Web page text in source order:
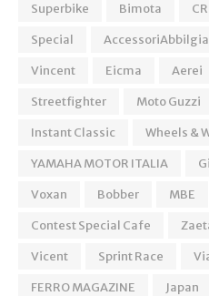
Superbike
Bimota
Special
Vincent
Eicma Aerei
Streetfighter
Moto Guzzi
Instant Classic
Wheels &
YAMAHA MOTOR ITALIA
Voxan
Bobber MBE
Contest Special Cafe
Vicent
Sprint Race
FERRO MAGAZINE
Japan